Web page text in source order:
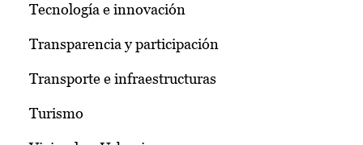
Tecnología e innovación
Transparencia y participación
Transporte e infraestructuras
Turismo